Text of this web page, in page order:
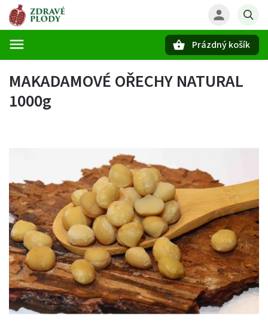
Prázdný košík
MAKADAMOVÉ OŘECHY NATURAL
1000g